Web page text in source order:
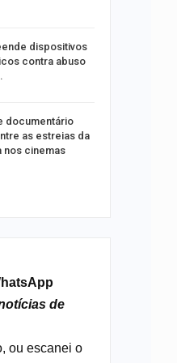
dispositivos
contra abuso
documentário
as estreias da
nos cinemas
de
ou escanei o